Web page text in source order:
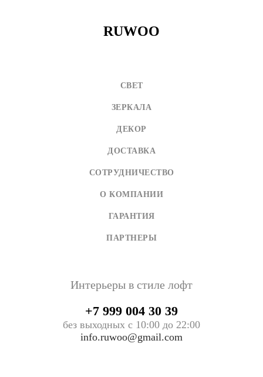
RUWOO
СВЕТ
ЗЕРКАЛА
ДЕКОР
ДОСТАВКА
СОТРУДНИЧЕСТВО
О КОМПАНИИ
ГАРАНТИЯ
ПАРТНЕРЫ
Интерьеры в стиле лофт
+7 999 004 30 39
без выходных с 10:00 до 22:00
info.ruwoo@gmail.com